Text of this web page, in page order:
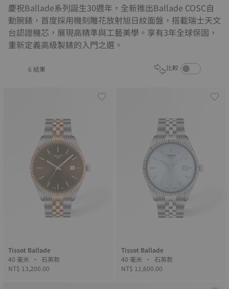
慶祝Ballade系列誕生30週年，全新推出Ballade COSC自
動腕錶，首度採用機刻雕花放射旭日紋面盤，搭載瑞士天文
台認證機芯，展現高精準與工藝美學。享有3年全球保固，
重新定義高級製錶的入門之選。
6 結果 比較 啟用商品比較功能
Tissot Ballade
40 毫米 • 石英款
NT$ 13,200.00
Tissot Ballade
40 毫米 • 石英款
NT$ 11,600.00